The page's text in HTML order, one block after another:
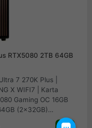
RTX5080 2TB 64GB
7 270K Plus |
X WIFI7 | Karta
Gaming OC 16GB
(2x32GB)
990 PRO 2TB M.2